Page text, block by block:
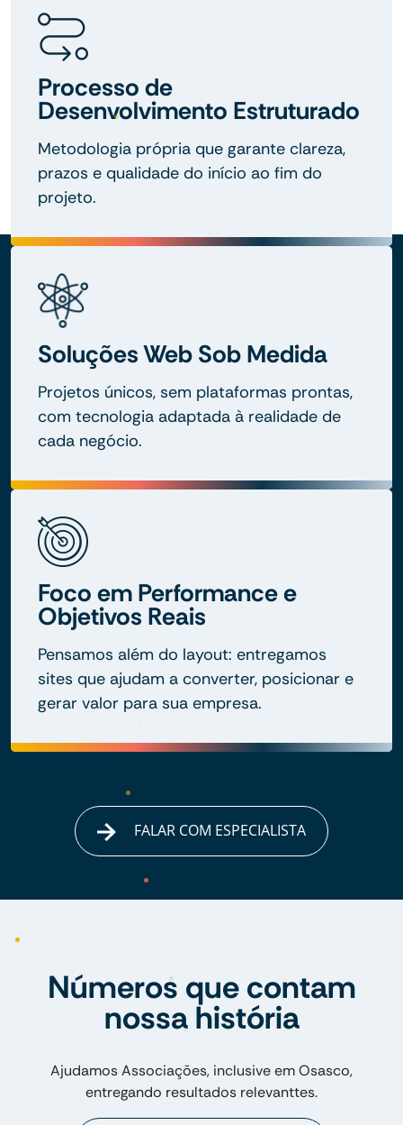
Processo de
Desenvolvimento Estruturado
Metodologia própria que garante clareza,
prazos e qualidade do início ao fim do
projeto.
Soluções Web Sob Medida
Projetos únicos, sem plataformas prontas,
com tecnologia adaptada à realidade de
cada negócio.
Foco em Performance e
Objetivos Reais
Pensamos além do layout: entregamos
sites que ajudam a converter, posicionar e
gerar valor para sua empresa.
FALAR COM ESPECIALISTA
Números que contam
nossa história
Ajudamos Associações, inclusive em Osasco,
entregando resultados relevanttes.